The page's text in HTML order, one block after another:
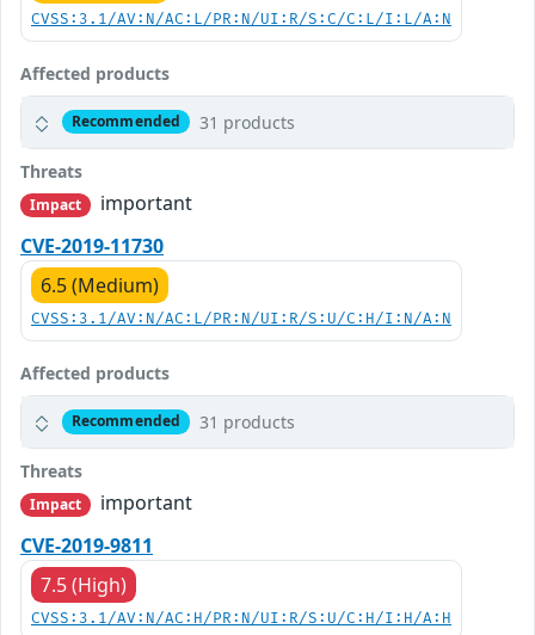
CVSS:3.1/AV:N/AC:L/PR:N/UI:R/S:C/C:L/I:L/A:N
Affected products
Recommended 31 products
Threats
Impact
important
CVE-2019-11730
6.5 (Medium)
CVSS:3.1/AV:N/AC:L/PR:N/UI:R/S:U/C:H/I:N/A:N
Affected products
Recommended 31 products
Threats
Impact
important
CVE-2019-9811
7.5 (High)
CVSS:3.1/AV:N/AC:H/PR:N/UI:R/S:U/C:H/I:H/A:H